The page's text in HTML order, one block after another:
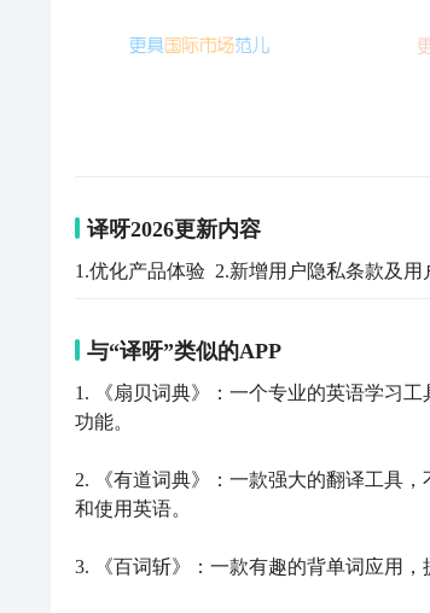
译呀2026更新内容
1.优化产品体验  2.新增用户隐私条款及用
与“译呀”类似的APP
1. 《扇贝词典》：一个专业的英语学习
功能。
2. 《有道词典》：一款强大的翻译工具
和使用英语。
3. 《百词斩》：一款有趣的背单词应用